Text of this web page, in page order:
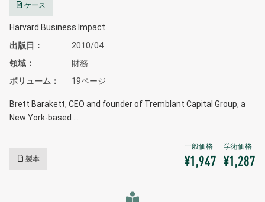
ケース
Harvard Business Impact
出版日
2010/04
領域
財務
ボリューム
19ページ
Brett Barakett, CEO and founder of Tremblant Capital Group, a
New York-based …
製本 ¥1,947 ¥1,287